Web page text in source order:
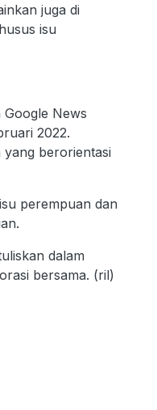
juga di
isu
News
2022.
berorientasi
perempuan dan
dalam
bersama. (ril)